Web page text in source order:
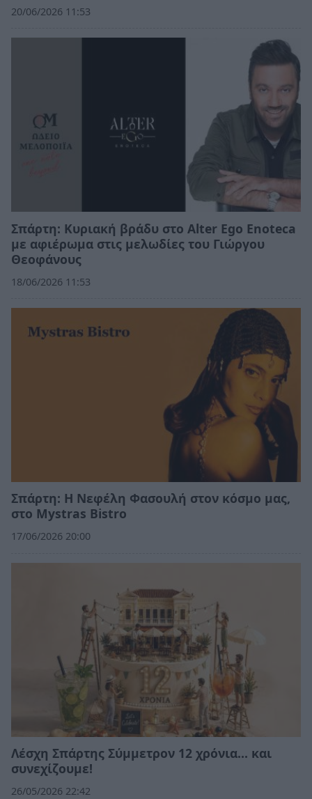
20/06/2026 11:53
Σπάρτη: Κυριακή βράδυ στο Alter Ego Enoteca
με αφιέρωμα στις μελωδίες του Γιώργου
Θεοφάνους
18/06/2026 11:53
Σπάρτη: Η Νεφέλη Φασουλή στον κόσμο μας,
στο Mystras Bistro
17/06/2026 20:00
Λέσχη Σπάρτης Σύμμετρον 12 χρόνια... και
συνεχίζουμε!
26/05/2026 22:42